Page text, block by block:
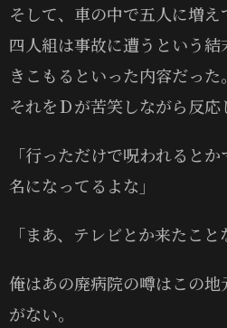
そして、車の中で五人に増
四人組は事故に遭うという
きこもるといった内容だった。
それをＤが苦笑しながら反応
「行っただけで呪われると
名になってるよな」
「まあ、テレビとか来たこと
俺はあの廃病院の噂はこの地
がない。